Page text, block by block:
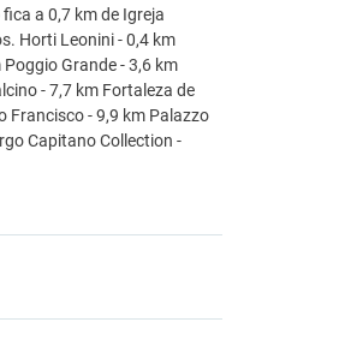
a 0,7 km de Igreja
Horti Leonini - 0,4 km
Grande - 3,6 km
- 7,7 km Fortaleza de
Francisco - 9,9 km Palazzo
Capitano Collection -